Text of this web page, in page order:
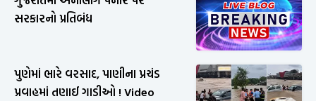
સરકારનો પ્રતિબંધ
પુણેમાં ભારે વરસાદ, પાણીના પ્રચંડ
પ્રવાહમાં તણાઈ ગાડીઓ ! Video